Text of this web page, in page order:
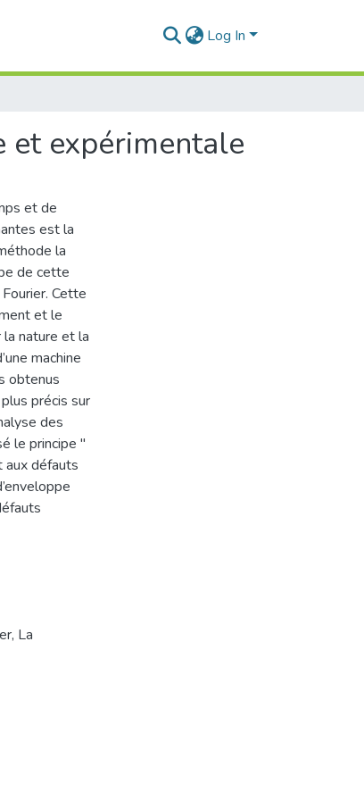
Log In
et expérimentale
et de
est la
la
de cette
Cette
et le
nature et la
machine
obtenus
précis sur
des
le principe "
aux défauts
, La